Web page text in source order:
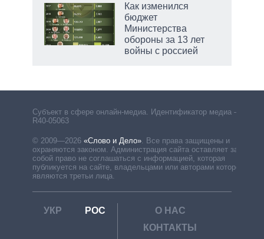
Как изменился
бюджет
Министерства
обороны за 13 лет
войны с россией
Субъект в сфере онлайн-медиа. Идентификатор медиа –
R40-05063
© 2009—2026 «Слово и Дело»
Все права защищены и
охраняются законом. Администрация сайта оставляет за
собой право не соглашаться с информацией, которая
публикуется на сайте, владельцами или авторами которой
являются третьи лица.
УКР РОС
О НАС
КОНТАКТЫ